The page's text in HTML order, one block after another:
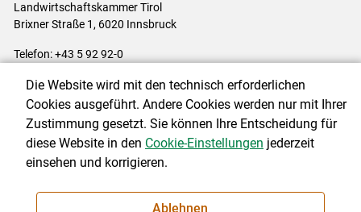
Landwirtschaftskammer Tirol
Brixner Straße 1, 6020 Innsbruck
Telefon: +43 5 92 92-0
Impressum|Kontakt|Datenschutzerklärung|Barrierefreiheit|
Cookie-Einstellungen
NEWSLETTER
Die Website wird mit den technisch erforderlichen
Cookies ausgeführt. Andere Cookies werden nur mit Ihrer
Zustimmung gesetzt. Sie können Ihre Entscheidung für
diese Website in den Cookie-Einstellungen jederzeit
einsehen und korrigieren.
Ablehnen